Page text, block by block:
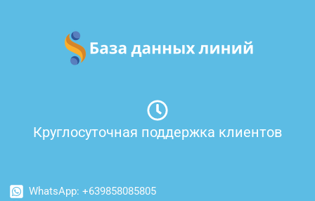
содержимому
Круглосуточная поддержка клиентов
WhatsApp: +639858085805